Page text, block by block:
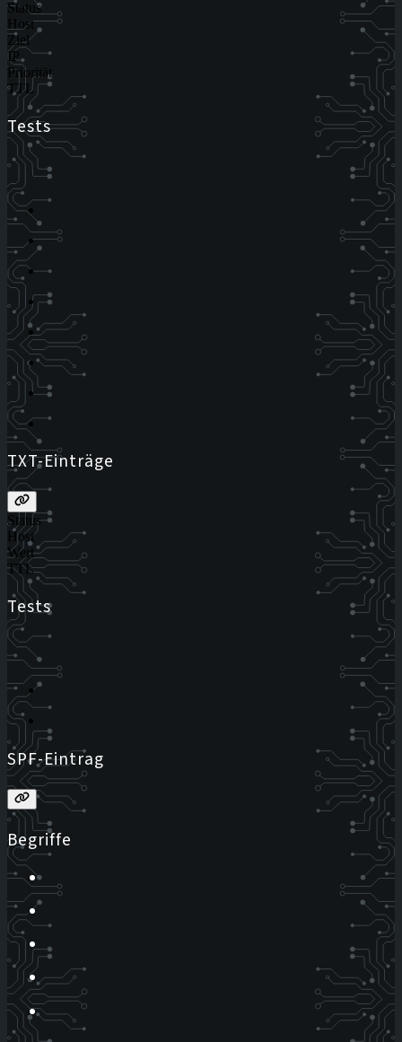
Status
Host
Ziel
IP
Priorität
TTL
Tests
TXT-Einträge
Status
Host
Wert
TTL
Tests
SPF-Eintrag
Begriffe